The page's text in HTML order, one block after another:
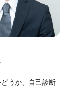
うか、自己診断